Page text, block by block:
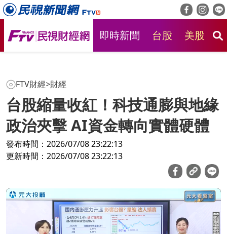
即時新聞 台股 美股
FTV財經>財經
台股縮量收紅！科技通膨與地緣
政治夾擊 AI資金轉向實體硬體
發布時間：2026/07/08 23:22:13
更新時間：2026/07/08 23:22:13